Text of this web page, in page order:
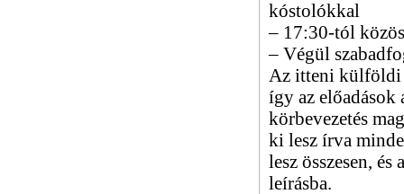
kóstolókkal
– 17:30-tól
– Végül
Az itteni külföldi
így az előadások
körbevezetés
ki lesz írva
lesz összesen,
leírásba.